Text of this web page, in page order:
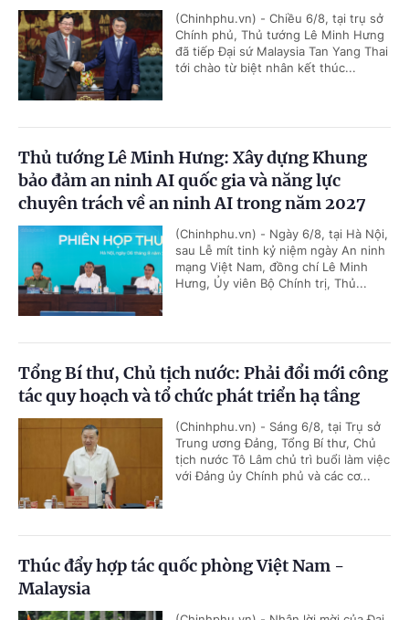
(Chinhphu.vn) - Chiều 6/8, tại trụ sở
Chính phủ, Thủ tướng Lê Minh Hưng
đã tiếp Đại sứ Malaysia Tan Yang Thai
tới chào từ biệt nhân kết thúc...
Thủ tướng Lê Minh Hưng: Xây dựng Khung
bảo đảm an ninh AI quốc gia và năng lực
chuyên trách về an ninh AI trong năm 2027
(Chinhphu.vn) - Ngày 6/8, tại Hà Nội,
sau Lễ mít tinh kỷ niệm ngày An ninh
mạng Việt Nam, đồng chí Lê Minh
Hưng, Ủy viên Bộ Chính trị, Thủ...
Tổng Bí thư, Chủ tịch nước: Phải đổi mới công
tác quy hoạch và tổ chức phát triển hạ tầng
(Chinhphu.vn) - Sáng 6/8, tại Trụ sở
Trung ương Đảng, Tổng Bí thư, Chủ
tịch nước Tô Lâm chủ trì buổi làm việc
với Đảng ủy Chính phủ và các cơ...
Thúc đẩy hợp tác quốc phòng Việt Nam -
Malaysia